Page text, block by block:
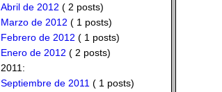
Abril de 2012 ( 2 posts)
Marzo de 2012 ( 1 posts)
Febrero de 2012 ( 1 posts)
Enero de 2012 ( 2 posts)
2011:
Septiembre de 2011( 1 posts)